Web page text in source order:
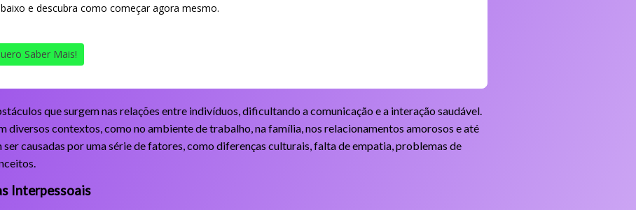
e descubra como começar agora mesmo.
Saber Mais!
que surgem nas relações entre indivíduos, dificultando a comunicação e a interação saudável.
diversos contextos, como no ambiente de trabalho, na família, nos relacionamentos amorosos e até
causadas por uma série de fatores, como diferenças culturais, falta de empatia, problemas de
Interpessoais